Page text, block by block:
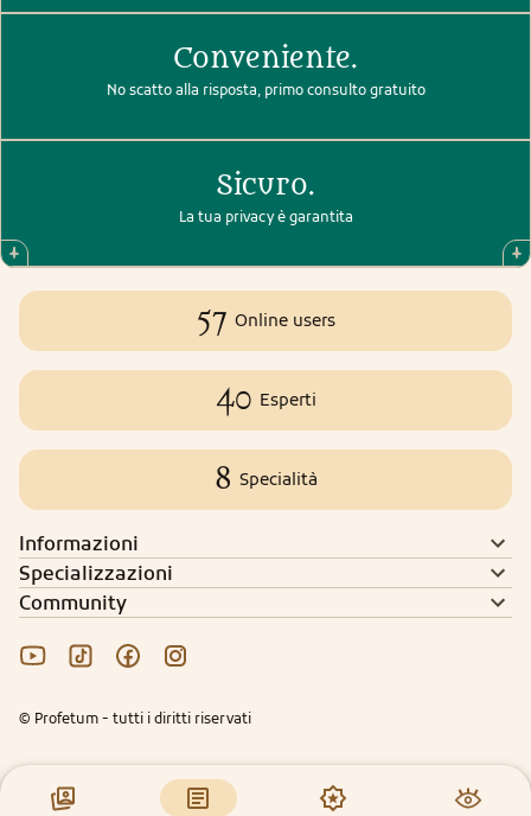
Conveniente.
No scatto alla risposta, primo consulto gratuito
Sicuro.
La tua privacy è garantita
57 Online users
40 Esperti
8 Specialità
Informazioni
Specializzazioni
Community
© Profetum - tutti i diritti riservati